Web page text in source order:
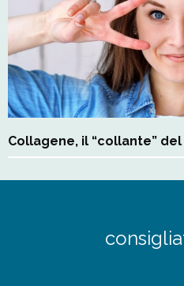
Collagene, il “collante”